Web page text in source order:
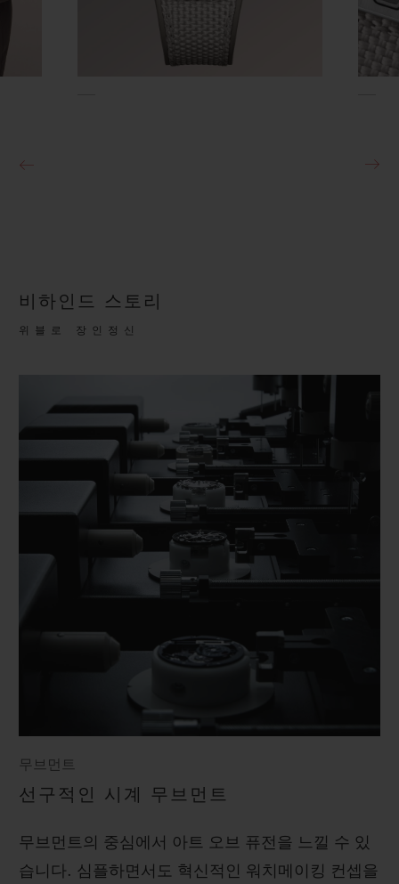
비하인드 스토리
위블로 장인정신
무브먼트
선구적인 시계 무브먼트
무브먼트의 중심에서 아트 오브 퓨전을 느낄 수 있
습니다. 심플하면서도 혁신적인 워치메이킹 컨셉을